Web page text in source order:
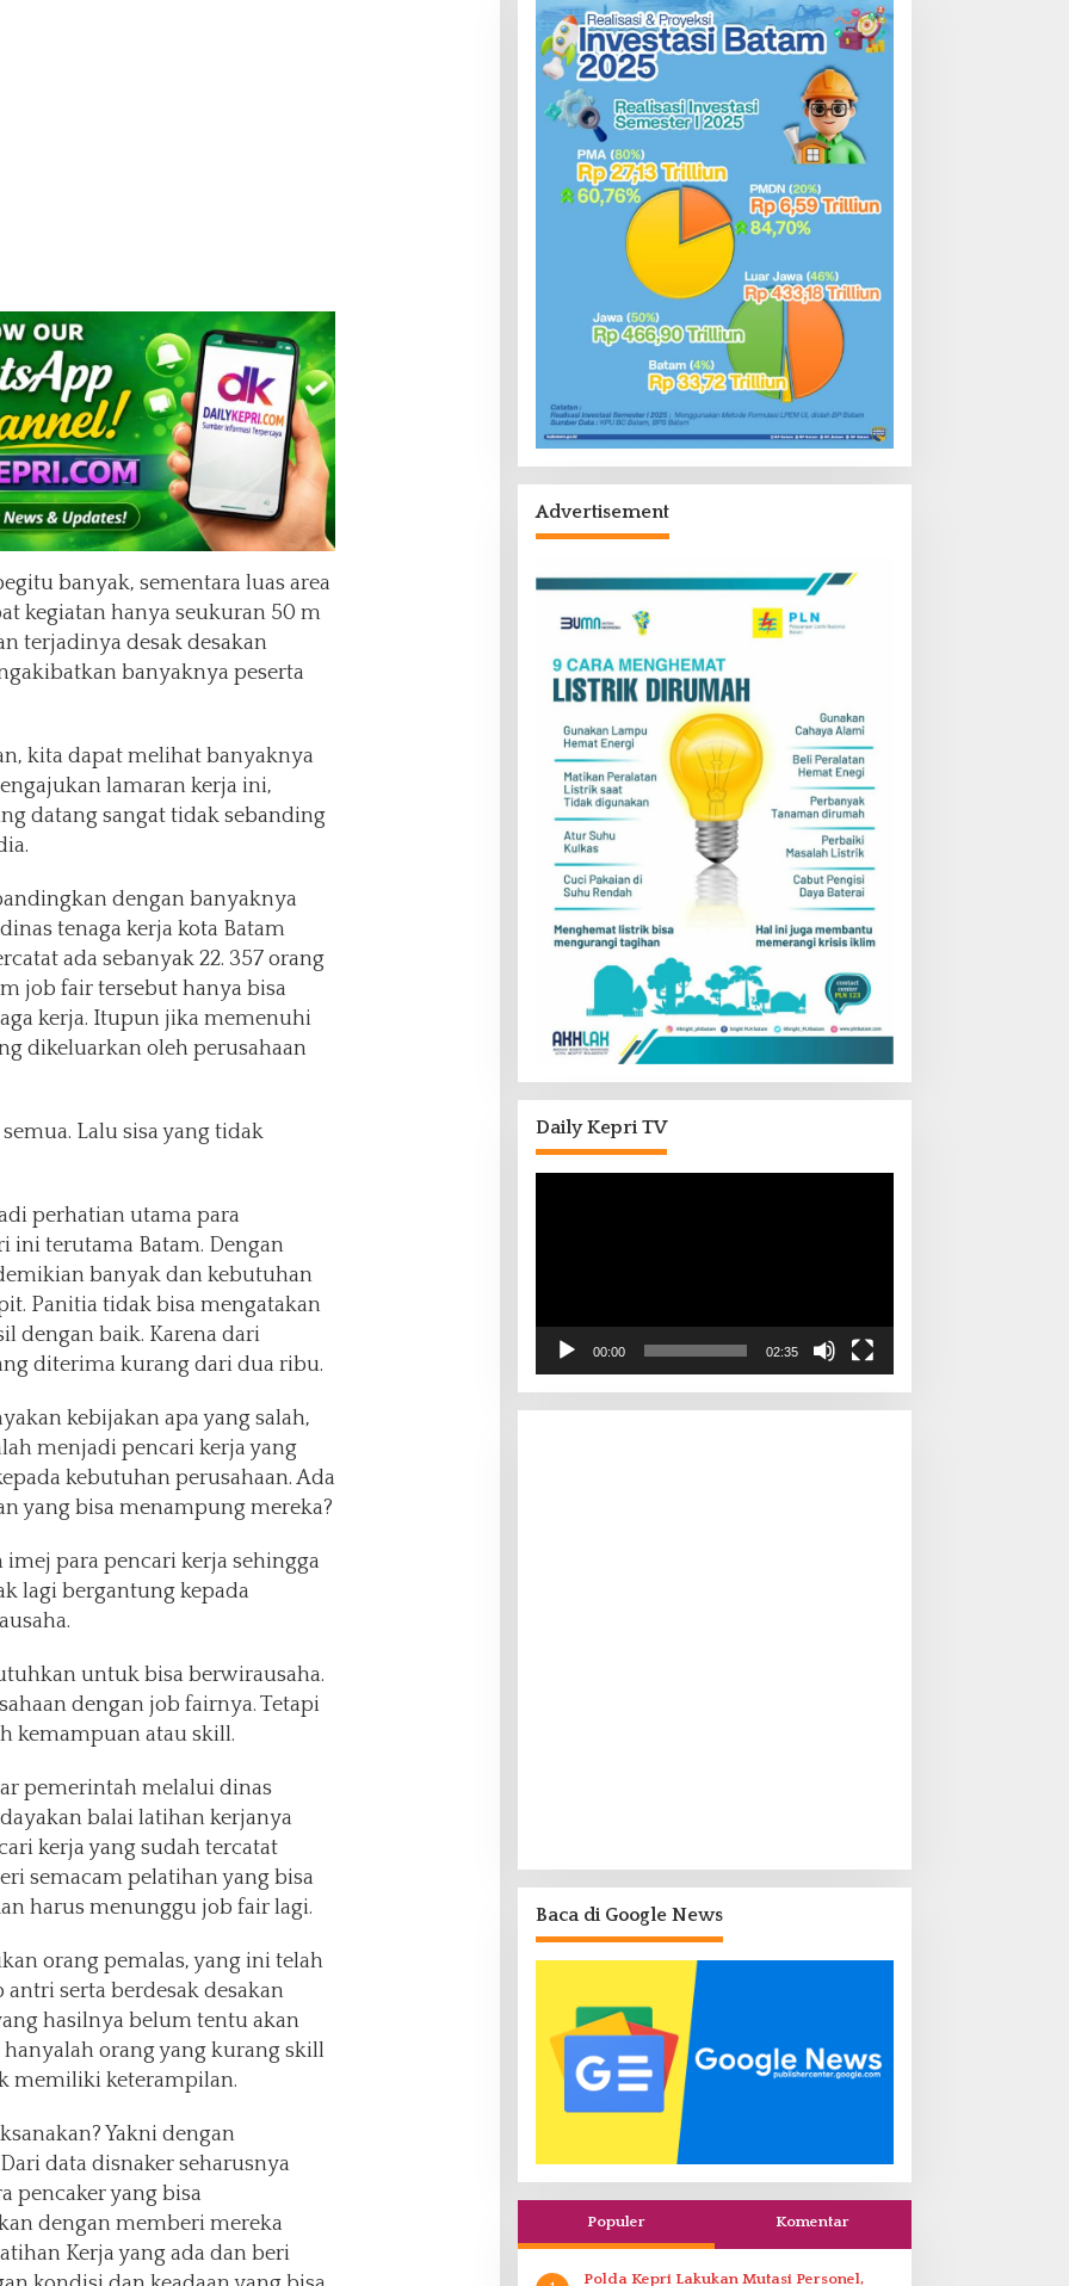
banyak, sementara luas area
kegiatan hanya seukuran 50 m
terjadinya desak desakan
banyaknya peserta
kita dapat melihat banyaknya
lamaran kerja ini,
datang sangat tidak sebanding
dengan banyaknya
tenaga kerja kota Batam
ada sebanyak 22. 357 orang
job fair tersebut hanya bisa
kerja. Itupun jika memenuhi
dikeluarkan oleh perusahaan
Lalu sisa yang tidak
perhatian utama para
ini terutama Batam. Dengan
banyak dan kebutuhan
Panitia tidak bisa mengatakan
dengan baik. Karena dari
diterima kurang dari dua ribu.
kebijakan apa yang salah,
menjadi pencari kerja yang
kebutuhan perusahaan. Ada
yang bisa menampung mereka?
para pencari kerja sehingga
lagi bergantung kepada
untuk bisa berwirausaha.
dengan job fairnya. Tetapi
kemampuan atau skill.
pemerintah melalui dinas
balai latihan kerjanya
kerja yang sudah tercatat
semacam pelatihan yang bisa
harus menunggu job fair lagi.
orang pemalas, yang ini telah
serta berdesak desakan
hasilnya belum tentu akan
orang yang kurang skill
memiliki keterampilan.
Yakni dengan
data disnaker seharusnya
pencaker yang bisa
dengan memberi mereka
Kerja yang ada dan beri
Advertisement
Daily Kepri TV
00:00 02:35
Baca di Google News
Populer Komentar
Polda Kepri Lakukan Mutasi Personel,